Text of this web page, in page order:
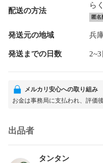
配送の方法
ら
匿名
発送元の地域 兵
発送までの日数
メルカリ安心への取り組み
お金は事務局に支払われ、評価
出品者
タンタン